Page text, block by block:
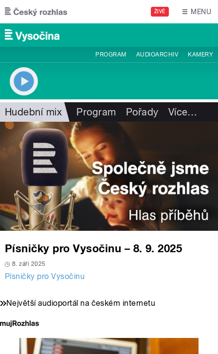
Přejít k hlavnímu obsahu
ŽIVĚ MENU
PROGRAM AUDIOARCHIV KAMERY
Hudební mix Program Pořady Více…
Písničky pro Vysočinu – 8. 9. 2025
8. září 2025
Písničky pro Vysočinu
Největší audioportál na českém internetu